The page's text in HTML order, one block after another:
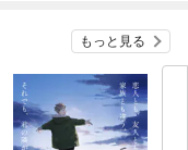
もっと見る